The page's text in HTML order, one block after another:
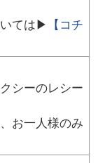
ては▶
【コチ
シーのレシー
お一人様のみ